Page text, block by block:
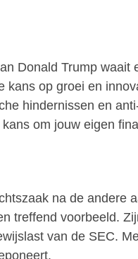
Donald Trump waait
op groei en
hindernissen en
om jouw eigen
na de andere
treffend voorbeeld.
van de SEC.